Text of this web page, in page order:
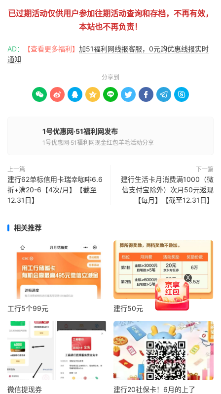
已过期活动仅供用户参加往期活动查询和存档，不再有效，
本站也不再负责！
AD： 【查看更多福利】 加51福利网线报客服，0元购优惠线报实时
通知
分享到
        
1号优惠网·51福利网发布
1号优惠网·51福利网现金红包羊毛活动分享
上一篇
建行62单标信用卡瑞幸咖啡6.6
折+满20-6【4次/月】【截至
12.31日】
下一篇
建行生活卡月消费满1000（微
信支付宝除外）次月50元返现
【每月】【截至12.31日】
相关推荐
工行5个99元 建行50元
微信提现券 建行20社保卡！6月的上了
X